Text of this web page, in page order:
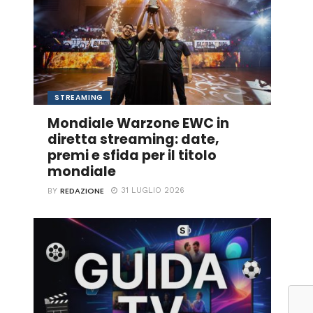
STREAMING
Mondiale Warzone EWC in
diretta streaming: date,
premi e sfida per il titolo
mondiale
BYREDAZIONE 31 LUGLIO 2026